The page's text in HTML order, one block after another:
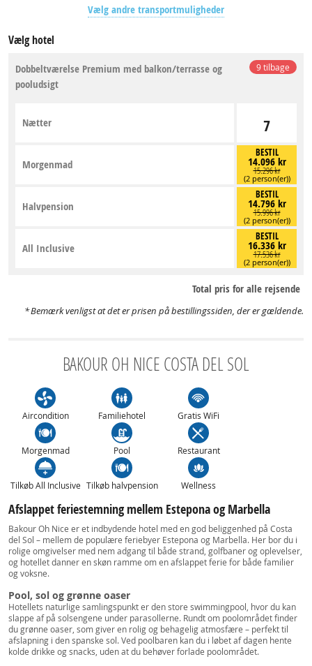
Vælg andre transportmuligheder
Vælg hotel
9 tilbage
Dobbeltværelse Premium med balkon/terrasse og
pooludsigt
7
Nætter
BESTIL
14.096 kr
15.296 kr
(2 person(er))
Morgenmad
BESTIL
14.796 kr
15.996 kr
(2 person(er))
Halvpension
BESTIL
16.336 kr
17.536 kr
(2 person(er))
All Inclusive
Total pris for alle rejsende
Bemærk venligst at det er prisen på bestillingssiden, der er gældende.
BAKOUR OH NICE COSTA DEL SOL
Aircondition Familiehotel Gratis WiFi
Morgenmad Pool Restaurant
Tilkøb All Inclusive Tilkøb halvpension Wellness
Afslappet feriestemning mellem Estepona og Marbella
Bakour Oh Nice er et indbydende hotel med en god beliggenhed på Costa
del Sol – mellem de populære feriebyer Estepona og Marbella. Her bor du i
rolige omgivelser med nem adgang til både strand, golfbaner og oplevelser,
og hotellet danner en skøn ramme om en afslappet ferie for både familier
og voksne.
Pool, sol og grønne oaser
Hotellets naturlige samlingspunkt er den store swimmingpool, hvor du kan
slappe af på solsengene under parasollerne. Rundt om poolområdet finder
du grønne oaser, som giver en rolig og behagelig atmosfære – perfekt til
afslapning i den spanske sol. Ved poolbaren kan du i løbet af dagen hente
kolde drikke og snacks, uden at du behøver forlade poolområdet.